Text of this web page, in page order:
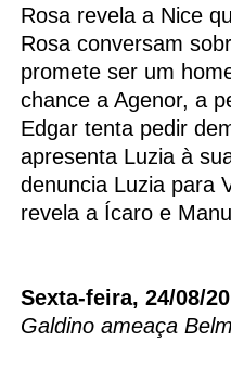
Rosa revela a Nice
Rosa conversam
promete ser um
chance a Agenor, a
Edgar tenta pedir
apresenta Luzia à
denuncia Luzia para
revela a Ícaro e
Sexta-feira, 24/08/
Galdino ameaça